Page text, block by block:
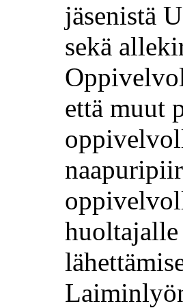
jäsenistä
sekä
että muut